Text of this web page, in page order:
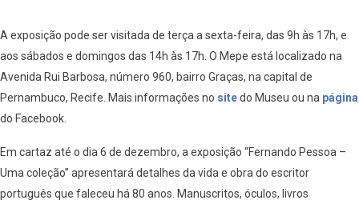
A exposição pode ser visitada de terça a sexta-feira, das 9h às 17h, e
aos sábados e domingos das 14h às 17h. O Mepe está localizado na
Avenida Rui Barbosa, número 960, bairro Graças, na capital de
Pernambuco, Recife. Mais informações no sitedo Museu ou na página
do Facebook.
Em cartaz até o dia 6 de dezembro, a exposição “Fernando Pessoa –
Uma coleção” apresentará detalhes da vida e obra do escritor
português que faleceu há 80 anos. Manuscritos, óculos, livros